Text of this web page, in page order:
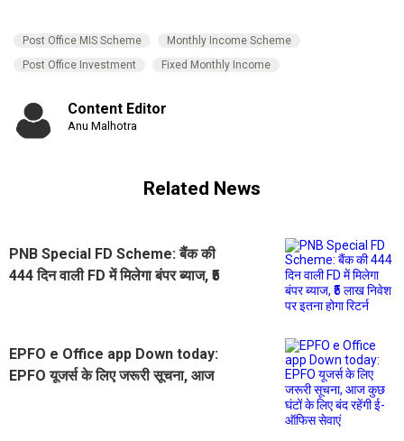
Post Office MIS Scheme
Monthly Income Scheme
Post Office Investment
Fixed Monthly Income
Content Editor
Anu Malhotra
Related News
PNB Special FD Scheme: बैंक की
444 दिन वाली FD में मिलेगा बंपर ब्याज, ₹5
EPFO ​​e Office app Down today:
EPFO यूजर्स के लिए जरूरी सूचना, आज